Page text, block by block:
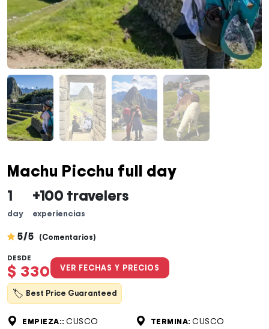
Machu Picchu full day
1
day
+100 travelers
experiencias
5/5 (Comentarios)
DESDE
$ 330 VER FECHAS Y PRECIOS
🏷 Best Price Guaranteed
EMPIEZA:: CUSCO TERMINA:CUSCO